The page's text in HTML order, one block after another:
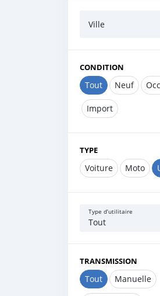
Ville
CONDITION
Tout Neuf
Import
TYPE
Voiture Moto
Type d’utilitaire
Tout
TRANSMISSION
Tout Manuelle